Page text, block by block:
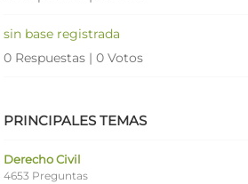
sin base registrada
0 Respuestas | 0 Votos
PRINCIPALES TEMAS
Derecho Civil
4653 Preguntas